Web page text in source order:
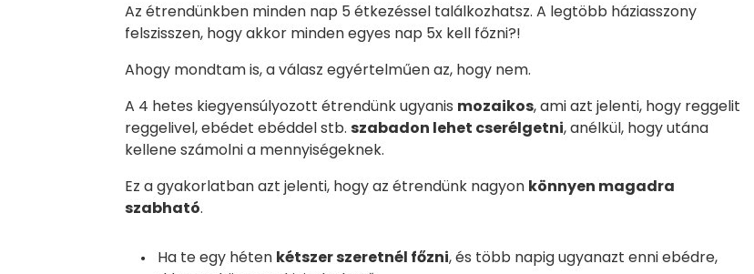
Az étrendünkben minden nap 5 étkezéssel találkozhatsz. A legtöbb háziasszony
felszisszen, hogy akkor minden egyes nap 5x kell főzni?!
Ahogy mondtam is, a válasz egyértelműen az, hogy nem.
A 4 hetes kiegyensúlyozott étrendünk ugyanis mozaikos, ami azt jelenti, hogy reggelit
reggelivel, ebédet ebéddel stb.szabadon lehet cserélgetni, anélkül, hogy utána
kellene számolni a mennyiségeknek.
Ez a gyakorlatban azt jelenti, hogy az étrendünk nagyon könnyen magadra
szabható.
Ha te egy héten kétszer szeretnél főzni, és több napig ugyanazt enni ebédre,